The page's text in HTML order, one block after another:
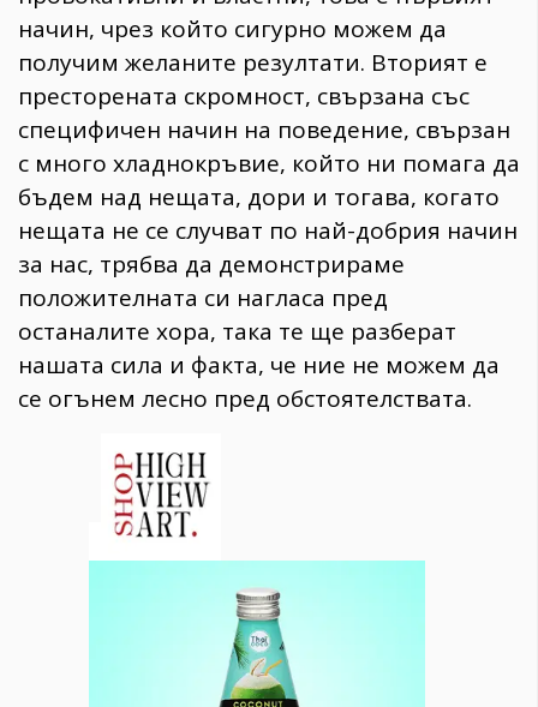
начин, чрез който сигурно можем да
получим желаните резултати. Вторият е
престорената скромност, свързана със
специфичен начин на поведение, свързан
с много хладнокръвие, който ни помага да
бъдем над нещата, дори и тогава, когато
нещата не се случват по най-добрия начин
за нас, трябва да демонстрираме
положителната си нагласа пред
останалите хора, така те ще разберат
нашата сила и факта, че ние не можем да
се огънем лесно пред обстоятелствата.